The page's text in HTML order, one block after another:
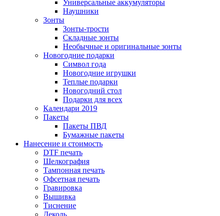
Универсальные аккумуляторы
Наушники
Зонты
Зонты-трости
Складные зонты
Необычные и оригинальные зонты
Новогодние подарки
Символ года
Новогодние игрушки
Теплые подарки
Новогодний стол
Подарки для всех
Календари 2019
Пакеты
Пакеты ПВД
Бумажные пакеты
Нанесение и стоимость
DTF печать
Шелкография
Тампонная печать
Офсетная печать
Гравировка
Вышивка
Тиснение
Деколь